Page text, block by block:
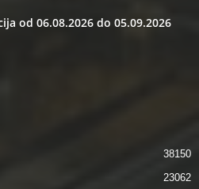
od 06.08.2026 do 05.09.2026
38150
23062